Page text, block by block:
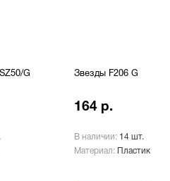
G Звезды F206 G
164 р.
В наличии: 14 шт.
Материал:
Пластик